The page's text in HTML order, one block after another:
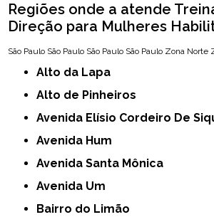
Regiões onde a atende
Direção para Mulheres
São Paulo São Paulo São Paulo São Paulo Zona Norte
Alto da Lapa
Alto de Pinheiros
Avenida Elísio Cordeiro De
Avenida Hum
Avenida Santa Mônica
Avenida Um
Bairro do Limão